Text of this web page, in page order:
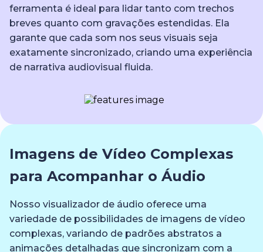
ferramenta é ideal para lidar tanto com trechos
breves quanto com gravações estendidas. Ela
garante que cada som nos seus visuais seja
exatamente sincronizado, criando uma experiência
de narrativa audiovisual fluida.
Imagens de Vídeo Complexas
para Acompanhar o Áudio
Nosso visualizador de áudio oferece uma
variedade de possibilidades de imagens de vídeo
complexas, variando de padrões abstratos a
animações detalhadas que sincronizam com a